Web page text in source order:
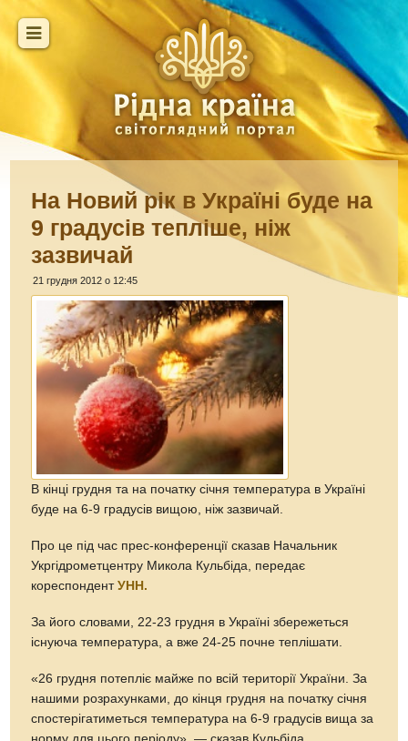
На Новий рік в Україні буде на
9 градусів тепліше, ніж
зазвичай
21 грудня 2012 о 12:45
В кінці грудня та на початку січня температура в Україні
буде на 6-9 градусів вищою, ніж зазвичай.
Про це під час прес-конференції сказав Начальник
Укргідрометцентру Микола Кульбіда, передає
кореспондентУНН.
За його словами, 22-23 грудня в Україні збережеться
існуюча температура, а вже 24-25 почне теплішати.
«26 грудня потепліє майже по всій території України. За
нашими розрахунками, до кінця грудня на початку січня
спостерігатиметься температура на 6-9 градусів вища за